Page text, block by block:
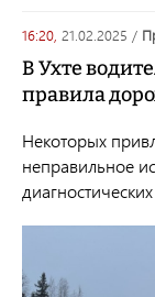
16:20, 21.02.2025 /
В Ухте
правила
Некоторых
неправильное
диагностических